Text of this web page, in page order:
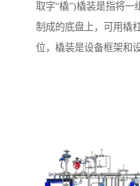
取字“橇”)橇装是指将一
制成的底盘上，可用橇
位，橇装是设备框架和